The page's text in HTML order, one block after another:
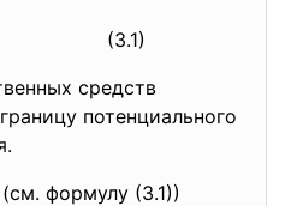
средств
потенциального
формулу (3.1))